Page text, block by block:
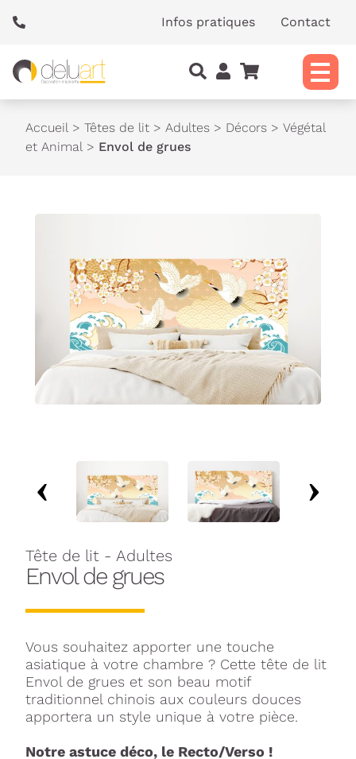
Infos pratiques Contact
Accueil > Têtes de lit > Adultes > Décors > Végétal
et Animal > Envol de grues
Tête de lit - Adultes
Envol de grues
Vous souhaitez apporter une touche
asiatique à votre chambre ? Cette tête de lit
Envol de grues et son beau motif
traditionnel chinois aux couleurs douces
apportera un style unique à votre pièce.
Notre astuce déco, le Recto/Verso !